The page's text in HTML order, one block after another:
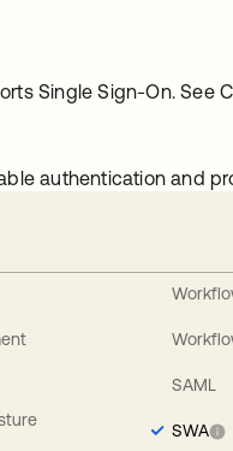
Single Sign-On. See
authentication and
SAML
SWA